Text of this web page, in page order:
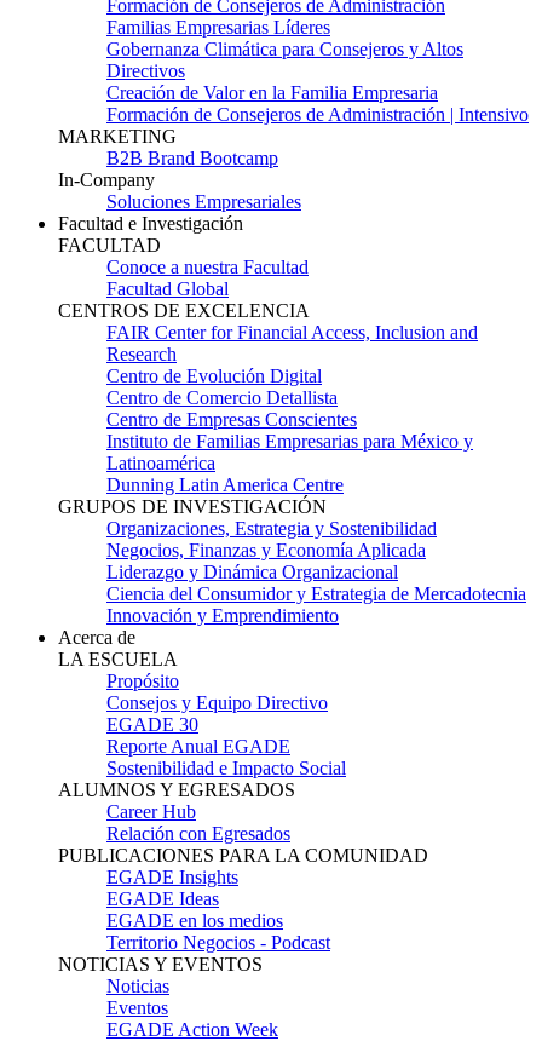
Formación de Consejeros de Administración
Familias Empresarias Líderes
Gobernanza Climática para Consejeros y Altos
Directivos
Creación de Valor en la Familia Empresaria
Formación de Consejeros de Administración | Intensivo
MARKETING
B2B Brand Bootcamp
In-Company
Soluciones Empresariales
Facultad e Investigación
FACULTAD
Conoce a nuestra Facultad
Facultad Global
CENTROS DE EXCELENCIA
FAIR Center for Financial Access, Inclusion and
Research
Centro de Evolución Digital
Centro de Comercio Detallista
Centro de Empresas Conscientes
Instituto de Familias Empresarias para México y
Latinoamérica
Dunning Latin America Centre
GRUPOS DE INVESTIGACIÓN
Organizaciones, Estrategia y Sostenibilidad
Negocios, Finanzas y Economía Aplicada
Liderazgo y Dinámica Organizacional
Ciencia del Consumidor y Estrategia de Mercadotecnia
Innovación y Emprendimiento
Acerca de
LA ESCUELA
Propósito
Consejos y Equipo Directivo
EGADE 30
Reporte Anual EGADE
Sostenibilidad e Impacto Social
ALUMNOS Y EGRESADOS
Career Hub
Relación con Egresados
PUBLICACIONES PARA LA COMUNIDAD
EGADE Insights
EGADE Ideas
EGADE en los medios
Territorio Negocios - Podcast
NOTICIAS Y EVENTOS
Noticias
Eventos
EGADE Action Week